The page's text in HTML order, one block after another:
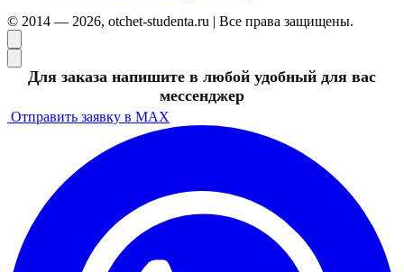
© 2014 — 2026, otchet-studenta.ru | Все права защищены.
Для заказа напишите в любой удобный для вас
мессенджер
Отправить заявку в MAX